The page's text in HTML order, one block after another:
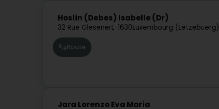
Hoslin (Debes) Isabelle (Dr)
32 Rue GlesenerL-1630Luxembourg (Lëtzebuerg)
Route
Jara Lorenzo Eva Maria